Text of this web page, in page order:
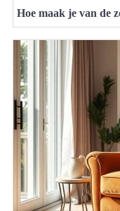
Hoe maak je van de